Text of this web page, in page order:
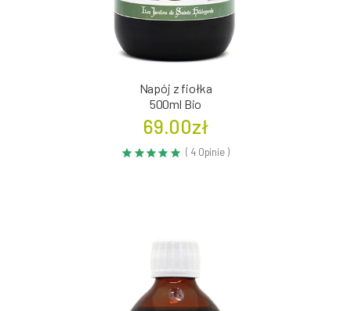
Napój z fiołka
500ml Bio
69.00zł
( 4 Opinie )